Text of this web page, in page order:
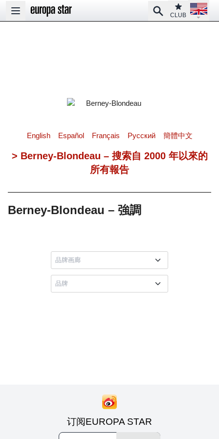
Open main menu
SearchClub
CLUB
Open
English Español Français Pусский 簡體中文
> Berney-Blondeau – 搜索自 2000 年以來的
所有報告
Berney-Blondeau – 強調
订阅EUROPA STAR